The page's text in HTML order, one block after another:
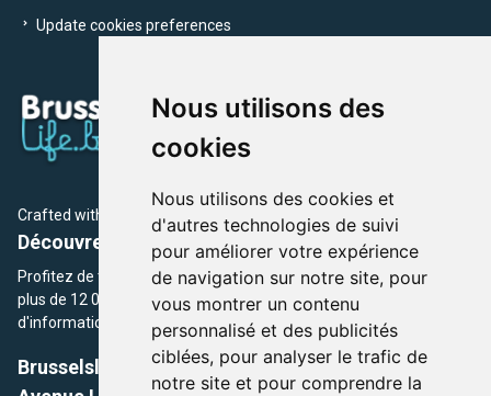
Nous utilisons des
cookies
Nous utilisons des cookies et
d'autres technologies de suivi
pour améliorer votre expérience
de navigation sur notre site, pour
vous montrer un contenu
personnalisé et des publicités
ciblées, pour analyser le trafic de
notre site et pour comprendre la
Update cookies preferences
Crafted with by Brusselslife Team
Découvrez plus de 12 000 adresses et événements
Profitez de toutes les sections de BrusselsLife.be et découvrez
plus de 12 000 adresses et un grand choix d'événements,
d'informations et de conseils et astuces de notre écriture.
Brusselslife.be